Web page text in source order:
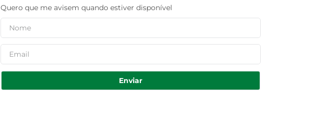
Quero que me avisem quando estiver disponível
Enviar